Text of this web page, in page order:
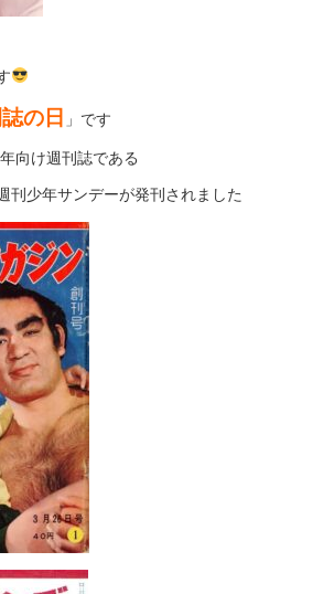
の日 」です
向け週刊誌である
刊少年サンデーが発刊されました